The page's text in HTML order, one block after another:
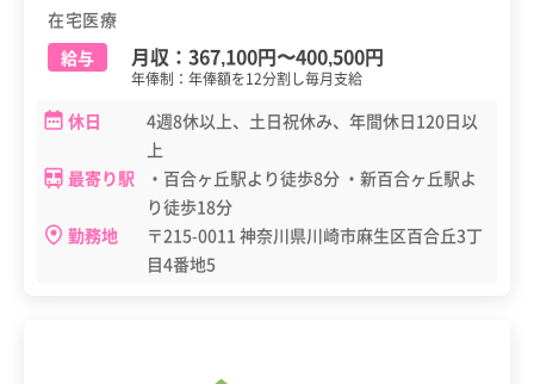
在宅医療
給与
月収： 367,100円〜400,500円
年俸制：年俸額を12分割し毎月支給
休日
4週8休以上、土日祝休み、年間休日120日以
上
最寄り駅
・百合ヶ丘駅より徒歩8分 ・新百合ヶ丘駅よ
り徒歩18分
勤務地
〒215-0011 神奈川県川崎市麻生区百合丘3丁
目4番地5